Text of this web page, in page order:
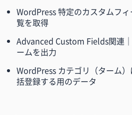
WordPress 特定のカスタムフ
覧を取得
Advanced Custom Fields関連
ームを出力
WordPress カテゴリ（ターム
括登録する用のデータ